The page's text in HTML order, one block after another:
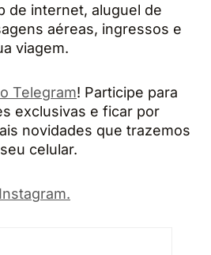
de internet, aluguel de
aéreas, ingressos e
viagem.
Telegram! Participe para
exclusivas e ficar por
novidades que trazemos
celular.
Instagram.